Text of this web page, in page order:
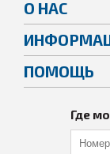
О НАС
ПОМОЩЬ
Где